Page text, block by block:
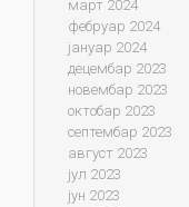
март 2024
фебруар 2024
јануар 2024
децембар 2023
новембар 2023
октобар 2023
септембар 2023
август 2023
јул 2023
јун 2023